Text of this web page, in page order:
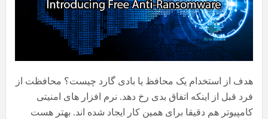
هدف از استخدام یک محافظ یا بادی گارد چیست؟ محافظت از
فرد قبل از اینکه اتفاق بدی رخ دهد. نرم افزار های امنیتی
کامپیوتر هم دقیقا برای همین کار ایجاد شده اند. بهتر هست